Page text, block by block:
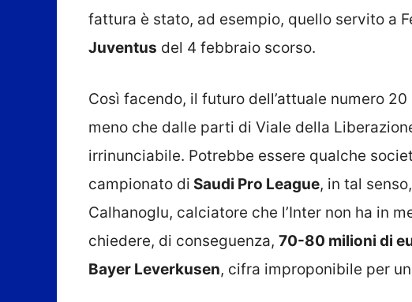
fattura è stato, ad esempio, quello servito a
Juventus del 4 febbraio scorso.
Così facendo, il futuro dell’attuale numero
meno che dalle parti di Viale della
irrinunciabile. Potrebbe essere qualche
campionato di Saudi Pro League, in tal
Calhanoglu, calciatore che l’Inter non ha in
chiedere, di conseguenza, 70-80 milioni di
Bayer Leverkusen, cifra improponibile per